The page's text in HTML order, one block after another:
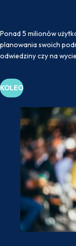
Ponad 5 milionów
planowania swoich
odwiedziny czy na
KOLEO